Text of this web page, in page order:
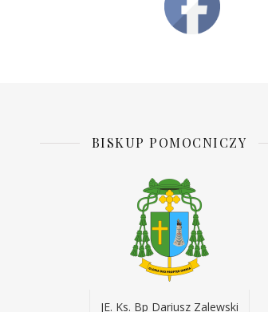
BISKUP POMOCNICZY
JE. Ks. Bp Dariusz Zalewski